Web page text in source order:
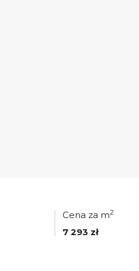
Cena za m2
7 293 zł